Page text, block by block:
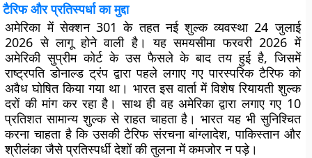
टैरिफ और प्रतिस्पर्धा का मुद्दा
अमेरिका में सेक्शन 301 के तहत नई शुल्क व्यवस्था 24 जुलाई
2026 से लागू होने वाली है। यह समयसीमा फरवरी 2026 में
अमेरिकी सुप्रीम कोर्ट के उस फैसले के बाद तय हुई है, जिसमें
राष्ट्रपति डोनाल्ड ट्रंप द्वारा पहले लगाए गए पारस्परिक टैरिफ को
अवैध घोषित किया गया था। भारत इस वार्ता में विशेष रियायती शुल्क
दरों की मांग कर रहा है। साथ ही वह अमेरिका द्वारा लगाए गए 10
प्रतिशत सामान्य शुल्क से राहत चाहता है। भारत यह भी सुनिश्चित
करना चाहता है कि उसकी टैरिफ संरचना बांग्लादेश, पाकिस्तान और
श्रीलंका जैसे प्रतिस्पर्धी देशों की तुलना में कमजोर न पड़े।